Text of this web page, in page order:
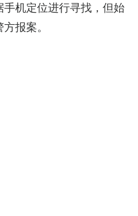
机定位进行寻找，但始
报案。